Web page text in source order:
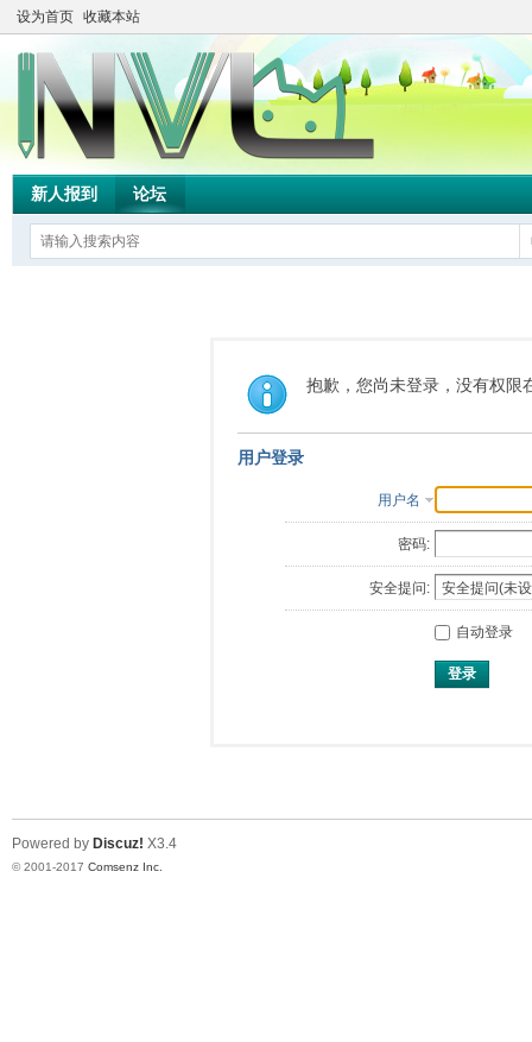
设为首页 收藏本站
新人报到 论坛
抱歉，您尚未登录，没有权限
用户登录
用户名
密码:
安全提问:
自动登录
登录
Powered by Discuz! X3.4
© 2001-2017 Comsenz Inc.